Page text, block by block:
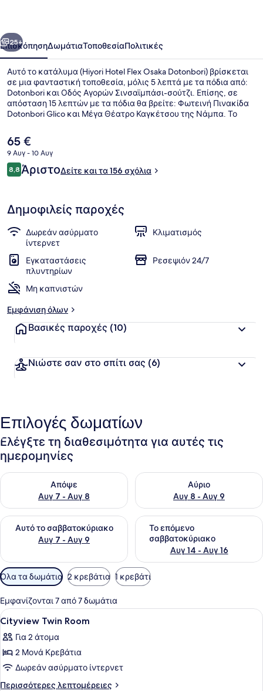
Εστιατόριο
Επόμενο
25+
ΕπισκόπησηΔωμάτιαΤοποθεσίαΠολιτικές
Αυτό το κατάλυμα (Hiyori Hotel Flex Osaka Dotonbori) βρίσκεται
σε μια φανταστική τοποθεσία, μόλις 5 λεπτά με τα πόδια από:
Dotonbori και Οδός Αγορών Σινσαϊμπάσι-σούτζι. Επίσης, σε
απόσταση 15 λεπτών με τα πόδια θα βρείτε: Φωτεινή Πινακίδα
Dotonbori Glico και Μέγα Θέατρο Καγκέτσου της Νάμπα. Το
από τα μέσα μαζικής μεταφοράς: το σημείο επιβίβασης
Σταθμός της Νάμπα βρίσκεται σε απόσταση 6 λεπτών και το
σημείο επιβίβασης Σταθμός Shinsaibashi βρίσκεται σε απόσταση
8 λεπτών.
Η
τρέχουσα
τιμή
είναι
65 €
9 Αυγ - 10 Αυγ
Σχόλια
8,88,8 στα 10
ΆριστοΔείτε και τα 156 σχόλια
Δημοφιλείς παροχές
Δωρεάν ασύρματο
ίντερνετ
Κλιματισμός
Εγκαταστάσεις
πλυντηρίων
Ρεσεψιόν 24/7
Μη καπνιστών
Εμφάνιση όλων
Βασικές παροχές (10)
Νιώστε σαν στο σπίτι σας (6)
Επιλογές δωματίων
Ελέγξτε τη διαθεσιμότητα για αυτές τις
ημερομηνίες
Απόψε
Αυγ 7 - Αυγ 8
Έλεγχος διαθεσιμότητας για απόψε Αυγ 7 - Αυγ 8
Αύριο
Αυγ 8 - Αυγ 9
Έλεγχος διαθεσιμότητας
Αυτό το σαββατοκύριακο
Αυγ 7 - Αυγ 9
Έλεγχος διαθεσιμότητας για αυτό το σαββατοκύριακο
Το επόμενο
σαββατοκύριακο
Αυγ 14 - Αυγ 16
Έλεγχος διαθεσιμότητας
Διαθέσιμα
φίλτρα
για
τα
δωμάτια
Όλα τα δωμάτια 2 κρεβάτια 1 κρεβάτι
Εμφανίζονται 7 από 7 δωμάτια
Προβολή
όλων
των
φωτογραφιών
για
Cityview
Χρηματοκιβώτιο στο δωμάτιο,
7
Cityview Twin Room
Για 2 άτομα
2 Μονά Κρεβάτια
Δωρεάν ασύρματο ίντερνετ
Περισσότερες λεπτομέρειες
Περισσότερες